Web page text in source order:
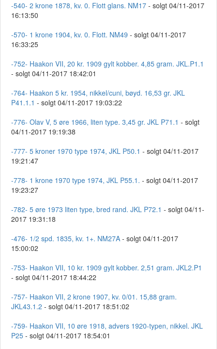
-540- 2 krone 1878, kv. 0. Flott glans. NM17 - solgt 04/11-2017
16:13:50
-570- 1 krone 1904, kv. 0. Flott. NM49 - solgt 04/11-2017
16:33:25
-752- Haakon VII, 20 kr. 1909 gylt kobber. 4,85 gram. JKL.P1.1
- solgt 04/11-2017 18:42:01
-764- Haakon 5 kr. 1954, nikkel/cuni, bøyd. 16,53 gr. JKL
P41.1.1 - solgt 04/11-2017 19:03:22
-776- Olav V, 5 øre 1966, liten type. 3,45 gr. JKL P71.1 - solgt
04/11-2017 19:19:38
-777- 5 kroner 1970 type 1974, JKL P50.1 - solgt 04/11-2017
19:21:47
-778- 1 krone 1970 type 1974, JKL P55.1. - solgt 04/11-2017
19:23:27
-782- 5 øre 1973 liten type, bred rand. JKL P72.1 - solgt 04/11-
2017 19:31:18
-476- 1/2 spd. 1835, kv. 1+. NM27A - solgt 04/11-2017
15:00:02
-753- Haakon VII, 10 kr. 1909 gylt kobber. 2,51 gram. JKL2.P1
- solgt 04/11-2017 18:44:22
-757- Haakon VII, 2 krone 1907, kv. 0/01. 15,88 gram.
JKL43.1.2 - solgt 04/11-2017 18:51:02
-759- Haakon VII, 10 øre 1918, advers 1920-typen, nikkel. JKL
P25 - solgt 04/11-2017 18:54:01